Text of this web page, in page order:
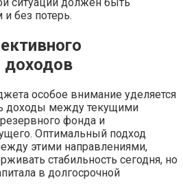
без потерь.
доходов
особое внимание уделяется
доходы между текущими
фонда и
Оптимальный подход
этими направлениями,
стабильность сегодня, но
в долгосрочной